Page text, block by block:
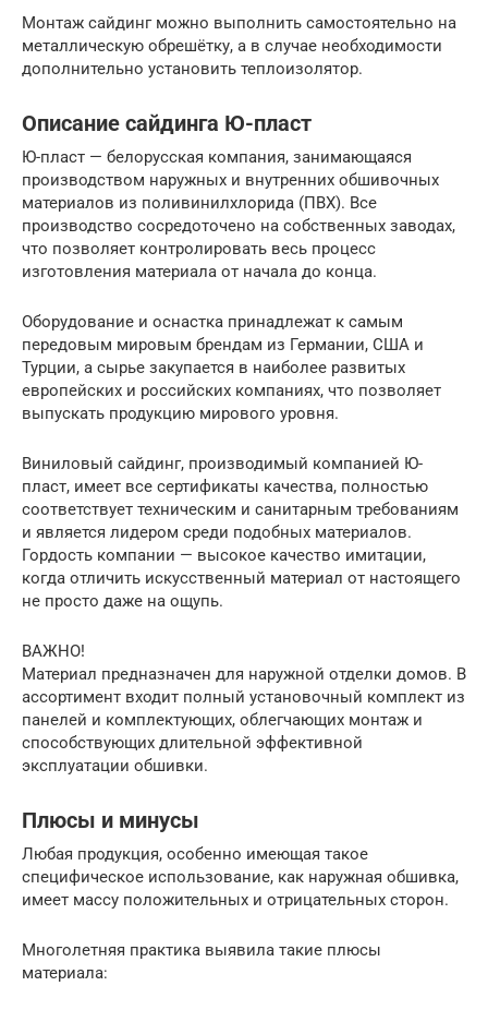
Монтаж сайдинг можно выполнить самостоятельно на
металлическую обрешётку, а в случае необходимости
дополнительно установить теплоизолятор.
Описание сайдинга Ю-пласт
Ю-пласт — белорусская компания, занимающаяся
производством наружных и внутренних обшивочных
материалов из поливинилхлорида (ПВХ). Все
производство сосредоточено на собственных заводах,
что позволяет контролировать весь процесс
изготовления материала от начала до конца.
Оборудование и оснастка принадлежат к самым
передовым мировым брендам из Германии, США и
Турции, а сырье закупается в наиболее развитых
европейских и российских компаниях, что позволяет
выпускать продукцию мирового уровня.
Виниловый сайдинг, производимый компанией Ю-
пласт, имеет все сертификаты качества, полностью
соответствует техническим и санитарным требованиям
и является лидером среди подобных материалов.
Гордость компании — высокое качество имитации,
когда отличить искусственный материал от настоящего
не просто даже на ощупь.
ВАЖНО!
Материал предназначен для наружной отделки домов. В
ассортимент входит полный установочный комплект из
панелей и комплектующих, облегчающих монтаж и
способствующих длительной эффективной
эксплуатации обшивки.
Плюсы и минусы
Любая продукция, особенно имеющая такое
специфическое использование, как наружная обшивка,
имеет массу положительных и отрицательных сторон.
Многолетняя практика выявила такие плюсы
материала: